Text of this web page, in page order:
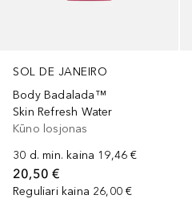
SOL DE JANEIRO
Body Badalada™
Skin Refresh Water
Kūno losjonas
30 d. min. kaina 19,46 €
20,50 €
Reguliari kaina 26,00 €